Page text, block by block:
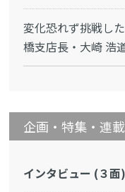
変化恐れず挑戦し
橋支店長・大崎 浩
企画・特集・連
インタビュー (３面)